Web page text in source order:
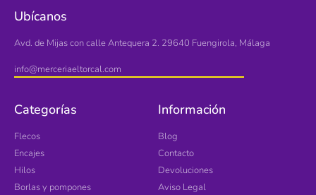
Ubícanos
Avd. de Mijas con calle Antequera 2. 29640 Fuengirola, Málaga
info@merceriaeltorcal.com
Categorías
Flecos
Encajes
Hilos
Borlas y pompones
Información
Blog
Contacto
Devoluciones
Aviso Legal